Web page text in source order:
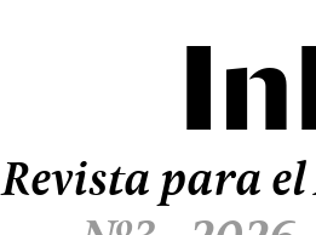
Revista para